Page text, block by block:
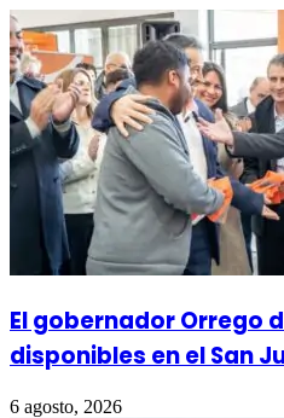
El gobernador Orrego
disponibles en el San
6 agosto, 2026